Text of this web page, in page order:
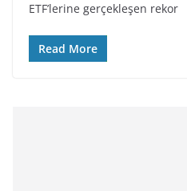
ETF’lerine gerçekleşen rekor
Read More